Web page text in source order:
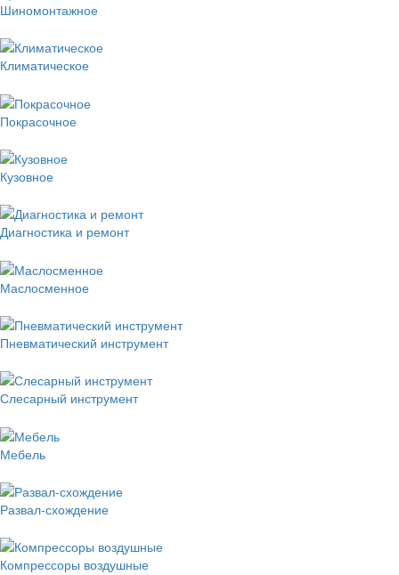
Шиномонтажное
Климатическое
Покрасочное
Кузовное
Диагностика и ремонт
Маслосменное
Пневматический инструмент
Слесарный инструмент
Мебель
Развал-схождение
Компрессоры воздушные